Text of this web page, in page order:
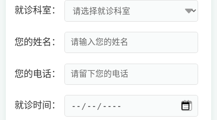
就诊科室：
您的姓名：
您的电话：
就诊时间：